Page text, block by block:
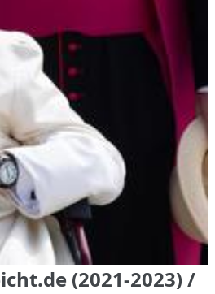
(2021-2023) /